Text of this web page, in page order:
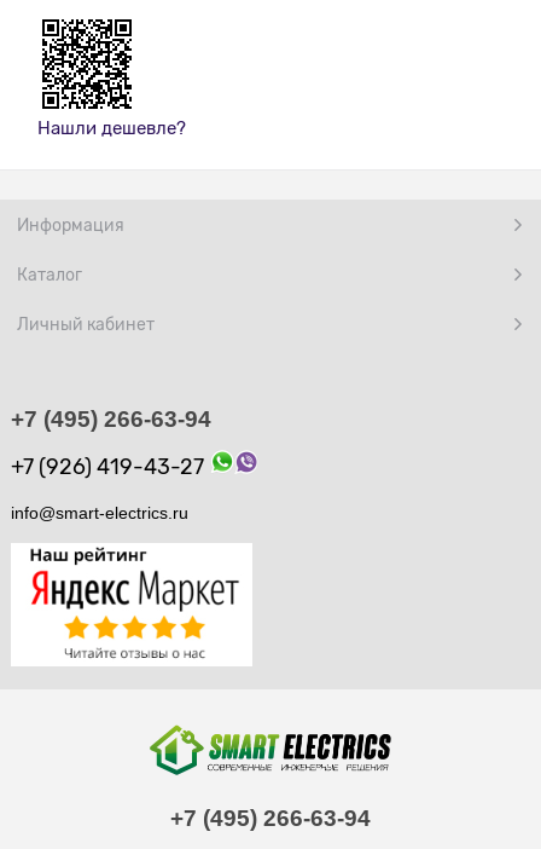
Нашли дешевле?
Информация
Каталог
Личный кабинет
+7 (495) 266-63-94
+7 (926) 419-43-27
info@smart-electrics.ru
+7 (495) 266-63-94